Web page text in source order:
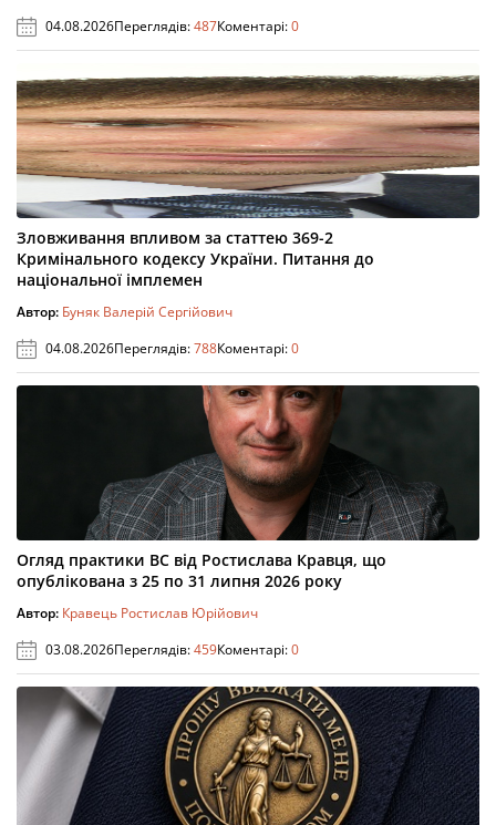
04.08.2026Переглядів:487Коментарі:0
Зловживання впливом за статтею 369-2
Кримінального кодексу України. Питання до
національної імплемен
Автор: Буняк Валерій Сергійович
04.08.2026Переглядів:788Коментарі:0
Огляд практики ВС від Ростислава Кравця, що
опублікована з 25 по 31 липня 2026 року
Автор: Кравець Ростислав Юрійович
03.08.2026Переглядів:459Коментарі:0